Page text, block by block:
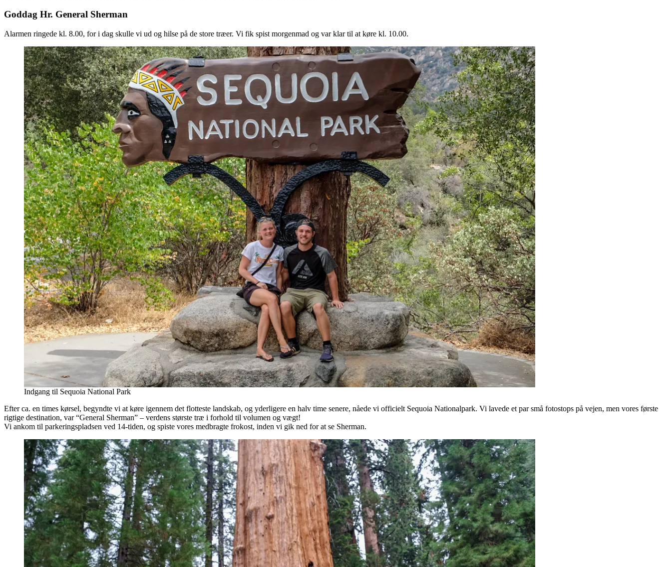
Goddag Hr. General Sherman
Alarmen ringede kl. 8.00, for i dag skulle vi ud og hilse på de store træer. Vi fik spist morgenmad og var klar til at køre kl. 10.00.
Indgang til Sequoia National Park
Efter ca. en times kørsel, begyndte vi at køre igennem det flotteste landskab, og yderligere en halv time senere, nåede vi officielt Sequoia Nationalpark. Vi lavede et par små fotostops på vejen, men vores første
rigtige destination, var “General Sherman” – verdens største træ i forhold til volumen og vægt!
Vi ankom til parkeringspladsen ved 14-tiden, og spiste vores medbragte frokost, inden vi gik ned for at se Sherman.